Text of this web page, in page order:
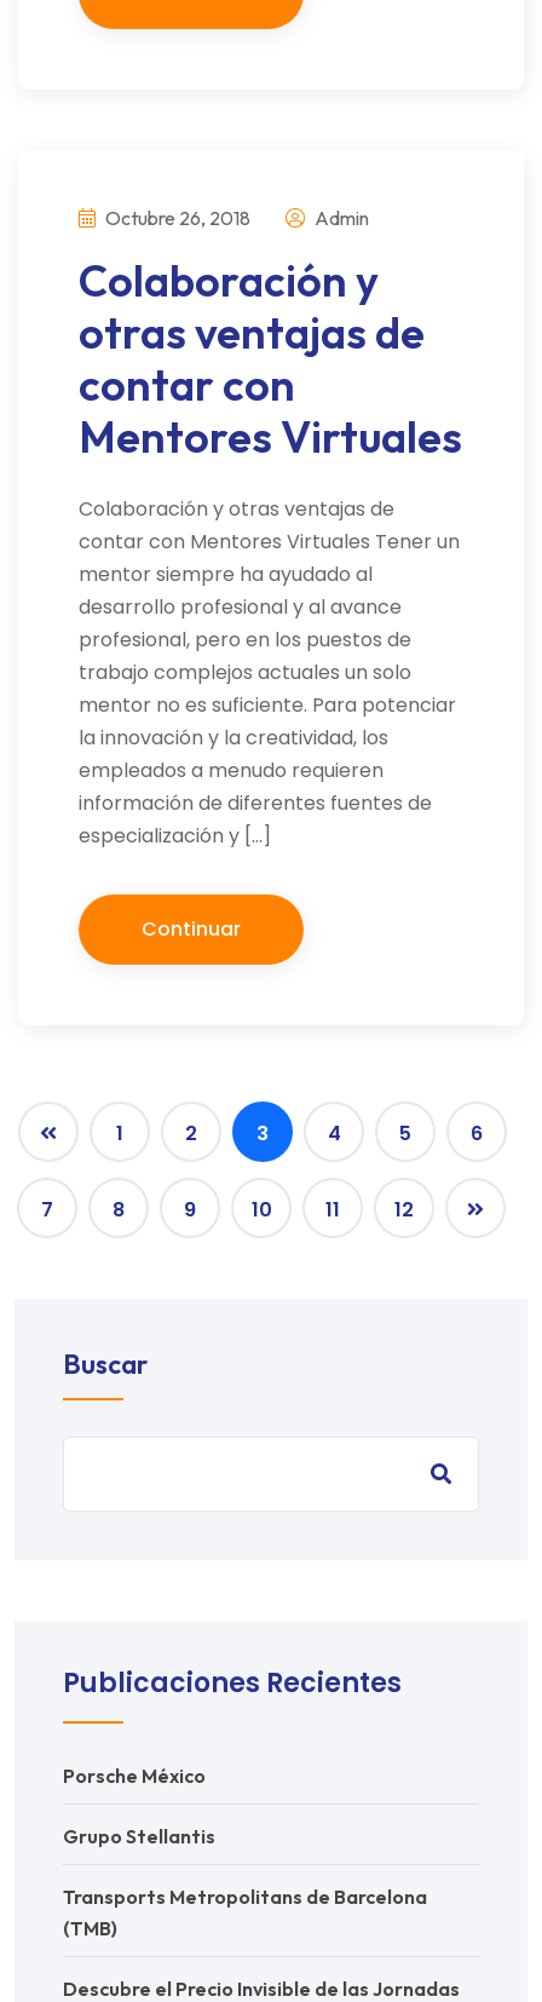
Octubre 26, 2018 Admin
Colaboración y
otras ventajas de
contar con
Mentores Virtuales
Colaboración y otras ventajas de
contar con Mentores Virtuales Tener un
mentor siempre ha ayudado al
desarrollo profesional y al avance
profesional, pero en los puestos de
trabajo complejos actuales un solo
mentor no es suficiente. Para potenciar
la innovación y la creatividad, los
empleados a menudo requieren
información de diferentes fuentes de
especialización y […]
Continuar
1 2 3 4 5 6
7 8 9 10 11 12
Buscar
Publicaciones Recientes
Porsche México
Grupo Stellantis
Transports Metropolitans de Barcelona
(TMB)
Descubre el Precio Invisible de las Jornadas